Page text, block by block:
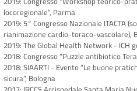
locoregionale”, Parma
2019: 5° Congresso Nazionale ITACTA
rianimazione cardio-toraco-vascolare),
2019: The Global Health Network - ICH
2018: Congresso “Puzzle antibiotico
2018: SIAARTI - Evento “Le buone
sicura”, Bologna